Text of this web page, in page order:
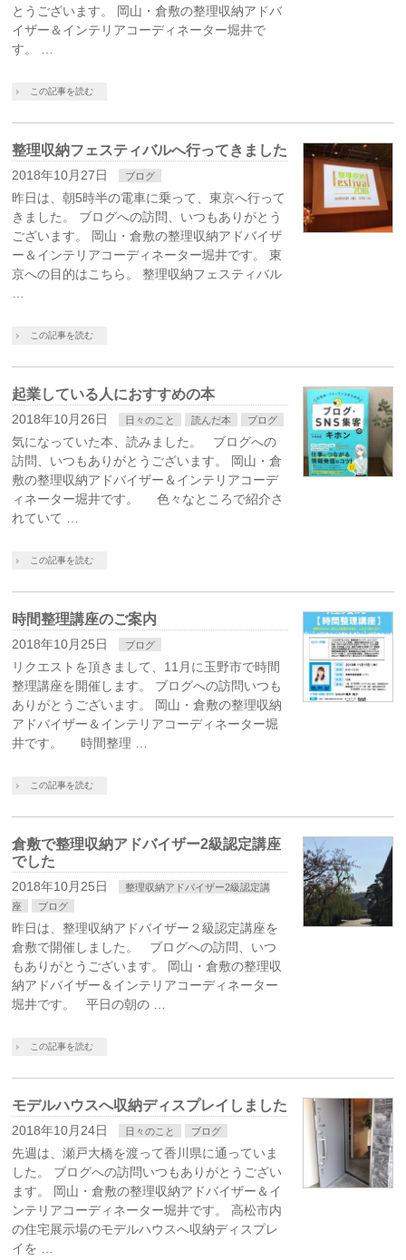
とうございます。 岡山・倉敷の整理収納アドバ
イザー＆インテリアコーディネーター堀井で
す。 …
この記事を読む
整理収納フェスティバルへ行ってきました
2018年10月27日 ブログ
昨日は、朝5時半の電車に乗って、東京へ行って
きました。 ブログへの訪問、いつもありがとう
ございます。 岡山・倉敷の整理収納アドバイザ
ー＆インテリアコーディネーター堀井です。 東
京への目的はこちら。 整理収納フェスティバル
この記事を読む
起業している人におすすめの本
2018年10月26日 日々のこと 読んだ本 ブログ
気になっていた本、読みました。 ブログへの
訪問、いつもありがとうございます。 岡山・倉
敷の整理収納アドバイザー＆インテリアコーデ
ィネーター堀井です。 色々なところで紹介さ
れていて …
この記事を読む
時間整理講座のご案内
2018年10月25日 ブログ
リクエストを頂きまして、11月に玉野市で時間
整理講座を開催します。 ブログへの訪問いつも
ありがとうございます。 岡山・倉敷の整理収納
アドバイザー＆インテリアコーディネーター堀
井です。 時間整理 …
この記事を読む
倉敷で整理収納アドバイザー2級認定講座
でした
2018年10月25日
整理収納アドバイザー2級認定講
座
ブログ
昨日は、整理収納アドバイザー２級認定講座を
倉敷で開催しました。 ブログへの訪問、いつ
もありがとうございます。 岡山・倉敷の整理収
納アドバイザー＆インテリアコーディネーター
堀井です。 平日の朝の …
この記事を読む
モデルハウスへ収納ディスプレイしました
2018年10月24日 日々のこと ブログ
先週は、瀬戸大橋を渡って香川県に通っていま
した。 ブログへの訪問いつもありがとうござい
ます。 岡山・倉敷の整理収納アドバイザー＆イ
ンテリアコーディネーター堀井です。 高松市内
の住宅展示場のモデルハウスへ収納ディスプレ
イを …